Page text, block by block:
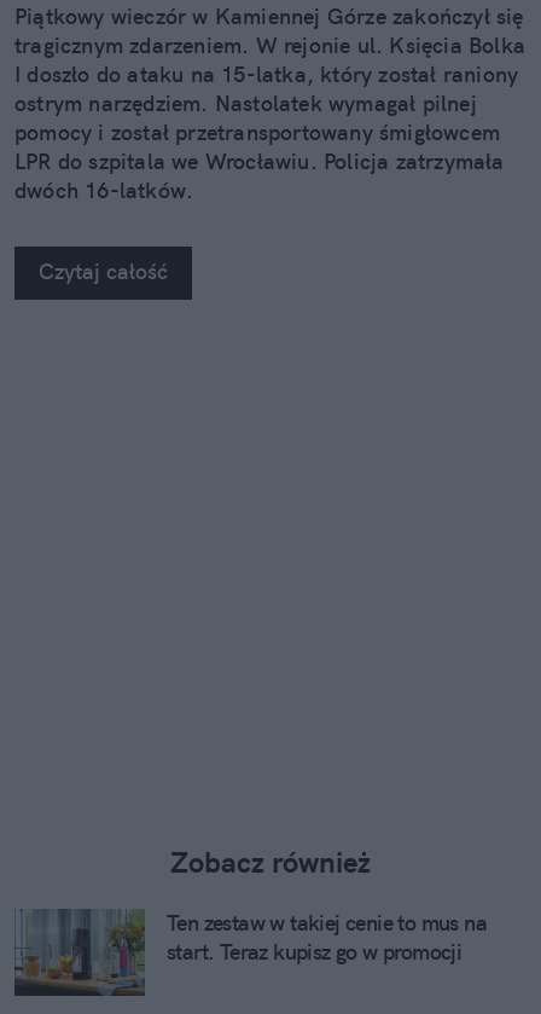
Piątkowy wieczór w Kamiennej Górze zakończył się
tragicznym zdarzeniem. W rejonie ul. Księcia Bolka
I doszło do ataku na 15-latka, który został raniony
ostrym narzędziem. Nastolatek wymagał pilnej
pomocy i został przetransportowany śmigłowcem
LPR do szpitala we Wrocławiu. Policja zatrzymała
dwóch 16-latków.
Czytaj całość
Zobacz również
Ten zestaw w takiej cenie to mus na
start. Teraz kupisz go w promocji